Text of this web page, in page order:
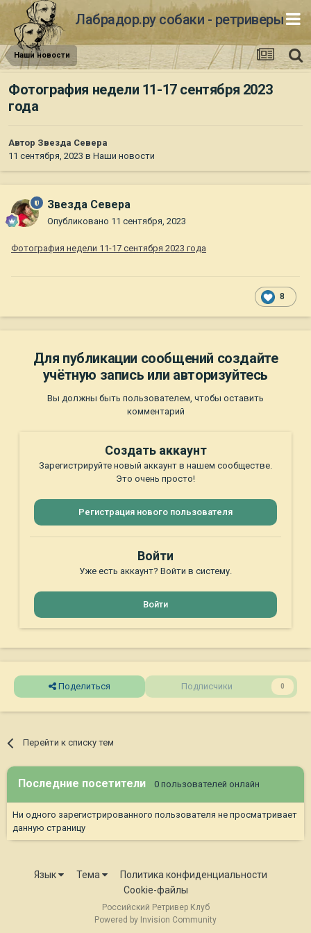
Лабрадор.ру собаки - ретриверы
Наши новости
Фотография недели 11-17 сентября 2023
года
Автор Звезда Севера
11 сентября, 2023 в Наши новости
Звезда Севера
Опубликовано 11 сентября, 2023
Фотография недели 11-17 сентября 2023 года
8
Для публикации сообщений создайте
учётную запись или авторизуйтесь
Вы должны быть пользователем, чтобы оставить
комментарий
Создать аккаунт
Зарегистрируйте новый аккаунт в нашем сообществе.
Это очень просто!
Регистрация нового пользователя
Войти
Уже есть аккаунт? Войти в систему.
Войти
Поделиться Подписчики 0
Перейти к списку тем
Последние посетители 0 пользователей онлайн
Ни одного зарегистрированного пользователя не просматривает
данную страницу
Язык Тема
Политика конфиденциальности
Cookie-файлы
Российский Ретривер Клуб
Powered by Invision Community